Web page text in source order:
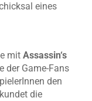
eines
mit Assassin‘s
der Game-Fans
den
die